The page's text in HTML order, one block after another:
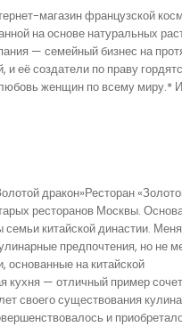
магазин французской
на основе натуральных
— семейный бизнес на
и её создатели по праву
женщин по всему миру.*
дракон»Ресторан
ресторанов Москвы.
китайской династии.
предпочтения, но не
основанные на китайской
кухня — отличный пример
своего существования
и